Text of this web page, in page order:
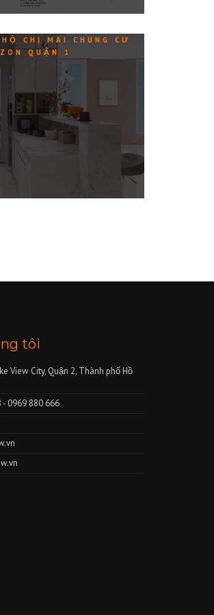
CHỊ MAI CHUNG CƯ
QUẬN 1
tôi
View City, Quận 2, Thành phố Hồ
- 0969 880 666